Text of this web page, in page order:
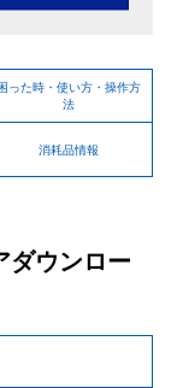
った時・使い方・操作方
法
消耗品情報
ダウンロー